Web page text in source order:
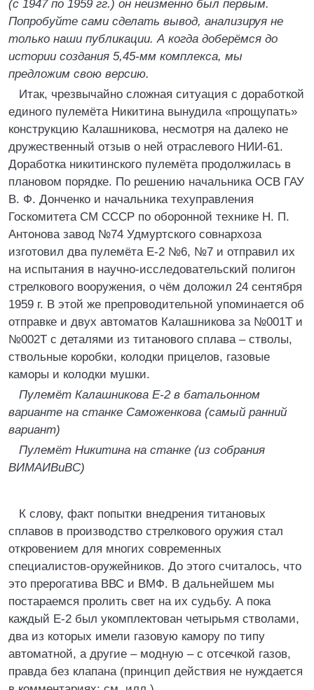
(с 1947 по 1959 гг.) он неизменно был первым.
Попробуйте сами сделать вывод, анализируя не
только наши публикации. А когда доберёмся до
истории создания 5,45-мм комплекса, мы
предложим свою версию.
Итак, чрезвычайно сложная ситуация с доработкой
единого пулемёта Никитина вынудила «прощупать»
конструкцию Калашникова, несмотря на далеко не
дружественный отзыв о ней отраслевого НИИ-61.
Доработка никитинского пулемёта продолжилась в
плановом порядке. По решению начальника ОСВ ГАУ
В. Ф. Донченко и начальника техуправления
Госкомитета СМ СССР по оборонной технике Н. П.
Антонова завод №74 Удмуртского совнархоза
изготовил два пулемёта Е-2 №6, №7 и отправил их
на испытания в научно-исследовательский полигон
стрелкового вооружения, о чём доложил 24 сентября
1959 г. В этой же препроводительной упоминается об
отправке и двух автоматов Калашникова за №001Т и
№002Т с деталями из титанового сплава – стволы,
ствольные коробки, колодки прицелов, газовые
каморы и колодки мушки.
Пулемёт Калашникова Е-2 в батальонном
варианте на станке Саможенкова (самый ранний
вариант)
Пулемёт Никитина на станке (из собрания
ВИМАИВиВС)
К слову, факт попытки внедрения титановых
сплавов в производство стрелкового оружия стал
откровением для многих современных
специалистов-оружейников. До этого считалось, что
это прерогатива ВВС и ВМФ. В дальнейшем мы
постараемся пролить свет на их судьбу. А пока
каждый Е-2 был укомплектован четырьмя стволами,
два из которых имели газовую камору по типу
автоматной, а другие – модную – с отсечкой газов,
правда без клапана (принцип действия не нуждается